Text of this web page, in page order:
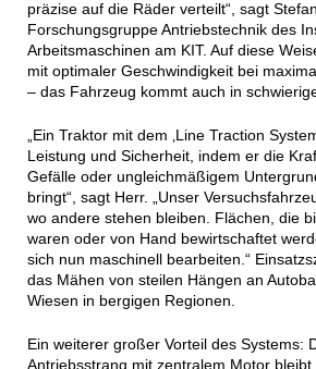
präzise auf die Räder verteilt“, sagt
Forschungsgruppe Antriebstechnik des
Arbeitsmaschinen am KIT. Auf diese
mit optimaler Geschwindigkeit bei
– das Fahrzeug kommt auch in
„Ein Traktor mit dem ‚Line Traction
Leistung und Sicherheit, indem er die
Gefälle oder ungleichmäßigem
bringt“, sagt Herr. „Unser
wo andere stehen bleiben. Flächen, die
waren oder von Hand bewirtschaftet
sich nun maschinell bearbeiten.“
das Mähen von steilen Hängen an
Wiesen in bergigen Regionen.
Ein weiterer großer Vorteil des Systems:
Antriebsstrang mit zentralem Motor